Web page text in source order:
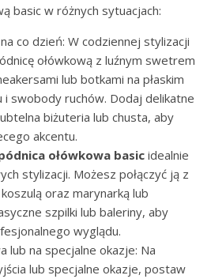
basic w różnych sytuacjach:
co dzień: W codziennej stylizacji
ołówkową z luźnym swetrem
lub botkami na płaskim
swobody ruchów. Dodaj delikatne
biżuteria lub chusta, aby
akcentu.
ołówkowa basic idealnie
stylizacji. Możesz połączyć ją z
oraz marynarką lub
szpilki lub baleriny, aby
wyglądu.
lub na specjalne okazje: Na
lub specjalne okazje, postaw